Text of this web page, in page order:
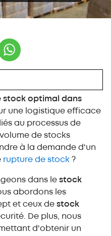
et applications
optimal ?
optimal, stock
optimal
de la logistique 4.0
stock optimal dans
une logistique efficace
au processus de
de stocks
à la demande d'un
rupture de stock ?
dans le stock
abordons les
et ceux de stock
De plus, nous
d'obtenir un